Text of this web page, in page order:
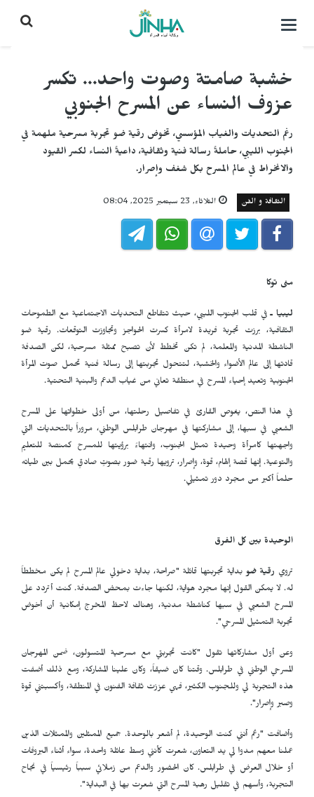
التحكم
خشبة صامتة وصوت واحد... تكسر
عزوف النساء عن المسرح الجنوبي
رغم التحديات والغياب المؤسسي، تخوض رقية ضو تجربة مسرحية ملهمة في
الجنوب الليبي، حاملةً رسالة فنية وثقافية، داعيةً النساء لكسر القيود
والانخراط في عالم المسرح بكل شغف وإصرار.
الثقافة و الفن الثلاثاء, 23 سبتمبر 2025, 08:04
منى توكا
ليبيا ـ في قلب الجنوب الليبي، حيث تتقاطع التحديات الاجتماعية مع الطموحات
الثقافية، برزت تجربة فريدة لامرأة كسرت الحواجز وتجاوزت التوقعات. رقية ضو
الناشطة المدنية والمعلمة، لم تكن تخطط لأن تصبح ممثلة مسرحية، لكن الصدفة
قادتها إلى عالم الأضواء والخشبة، لتتحول تجربتها إلى رسالة فنية تحمل صوت المرأة
الجنوبية وتعيد إحياء المسرح في منطقة تعاني من غياب الدعم والبنية التحتية.
في هذا النص، يغوص القارئ في تفاصيل رحلتها، من أولى خطواتها على المسرح
الشعبي في سبها، إلى مشاركتها في مهرجان طرابلس الوطني، مروراً بالتحديات التي
واجهتها كامرأة وحيدة تمثل الجنوب، وانتهاءً برؤيتها للمسرح كمنصة للتعليم
والتوعية. إنها قصة إلهام، قوة، وإصرار، ترويها رقية ضور بصوتٍ صادقٍ يحمل بين طياته
حلماً أكبر من مجرد دور تمثيلي.
الوحيدة بين كل الفرق
تروي رقية ضو بداية تجربتها قائلة "صراحة، بداية دخولي عالم المسرح لم يكن مخططاً
له. لا يمكن القول إنها مجرد هواية، لكنها جاءت بمحض الصدفة. كنت أتردد على
المسرح الشعبي في سبها كناشطة مدنية، وهناك لاحظ المخرج إمكانية أن أخوض
تجربة التمثيل المسرحي".
وعن أول مشاركاتها تقول "كانت تجربتي مع مسرحية المتسولون، ضمن المهرجان
المسرحي الوطني في طرابلس. وقتنا كان ضيقاً، وكان علينا المشاركة، ومع ذلك أضفت
هذه التجربة لي وللجنوب الكثير، فهي عززت ثقافة الفنون في المنطقة، وأكسبتني قوة
وصبر وإصرار".
وأضافت "رغم أنني كنت الوحيدة، لم أشعر بالوحدة. جميع الممثلين والممثلات الذين
عملنا معهم مدوا لي يد التعاون، شعرت كأنني وسط عائلة واحدة، سواء أثناء البروفات
أو خلال العرض في طرابلس. كان الحضور والدعم من زملائي سبباً رئيسياً في نجاح
التجربة، وأسهم في تقليل رهبة المسرح التي شعرت بها في البداية".